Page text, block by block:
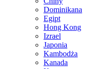
Dominikana
Egipt
Hong Kong
Izrael
Japonia
Kambodża
Kanada